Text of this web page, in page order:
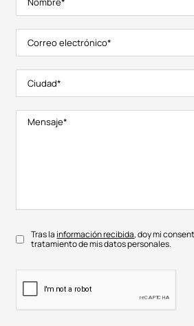
Tras la información recibida, doy mi
tratamiento de mis datos personales.